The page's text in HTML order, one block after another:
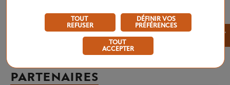
PARTENAIRES
TOUT
REFUSER
DÉFINIR VOS
PRÉFÉRENCES
TOUT
ACCEPTER